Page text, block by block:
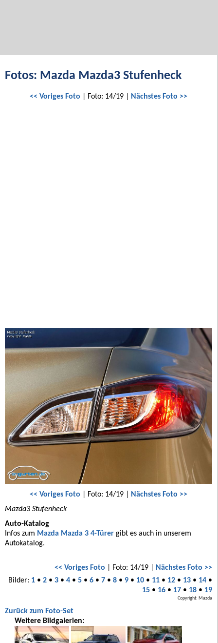
Fotos: Mazda Mazda3 Stufenheck
<< Voriges Foto | Foto: 14/19 | Nächstes Foto >>
<< Voriges Foto | Foto: 14/19 | Nächstes Foto >>
Mazda3 Stufenheck
Auto-Katalog
Infos zum Mazda Mazda 3 4-Türer gibt es auch in unserem
Autokatalog.
<< Voriges Foto | Foto: 14/19 | Nächstes Foto >>
Bilder: 1• 2• 3• 4• 5• 6• 7• 8• 9• 10• 11• 12• 13• 14•
15• 16• 17• 18• 19
Copyright: Mazda
Zurück zum Foto-Set
Weitere Bildgalerien: